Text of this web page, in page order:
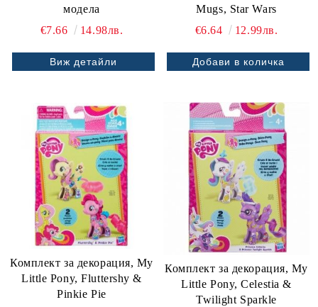
модела
€7.66
14.98лв.
Виж детайли
Mugs, Star Wars
€6.64
12.99лв.
Комплект за декорация, My
Little Pony, Fluttershy &
Pinkie Pie
Комплект за декорация, My
Little Pony, Celestia &
Twilight Sparkle